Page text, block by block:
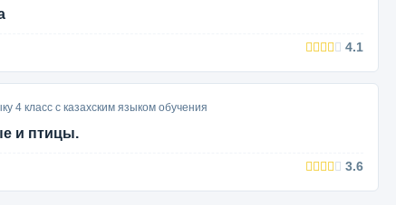
4.1
4 класс с казахским языком обучения
и птицы.
3.6